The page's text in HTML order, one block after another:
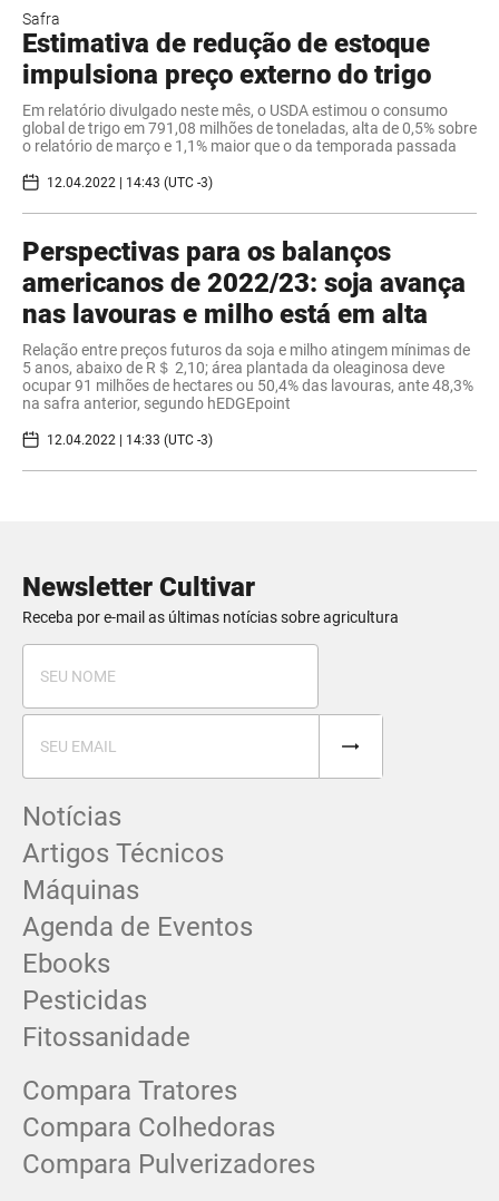
Safra
Estimativa de redução de estoque
impulsiona preço externo do trigo
Em relatório divulgado neste mês, o USDA estimou o consumo
global de trigo em 791,08 milhões de toneladas, alta de 0,5% sobre
o relatório de março e 1,1% maior que o da temporada passada
12.04.2022 | 14:43 (UTC -3)
Perspectivas para os balanços
americanos de 2022/23: soja avança
nas lavouras e milho está em alta
Relação entre preços futuros da soja e milho atingem mínimas de
5 anos, abaixo de R＄ 2,10; área plantada da oleaginosa deve
ocupar 91 milhões de hectares ou 50,4% das lavouras, ante 48,3%
na safra anterior, segundo hEDGEpoint
12.04.2022 | 14:33 (UTC -3)
Newsletter Cultivar
Receba por e-mail as últimas notícias sobre agricultura
Notícias
Artigos Técnicos
Máquinas
Agenda de Eventos
Ebooks
Pesticidas
Fitossanidade
Compara Tratores
Compara Colhedoras
Compara Pulverizadores